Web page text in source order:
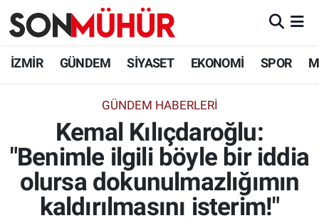
İZMİR GÜNDEM SİYASET EKONOMİ SPOR
GÜNDEM HABERLERI
Kemal Kılıçdaroğlu:
"Benimle ilgili böyle bir iddia
olursa dokunulmazlığımın
kaldırılmasını isterim!"
İzmir Nöbetçi Eczaneler
İzmir Namaz Vakitleri
İzmir Trafik Yoğunluk Haritası
Süper Lig Puan Durumu ve Fikstür